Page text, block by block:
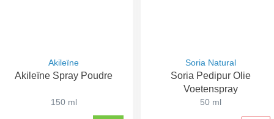
Akileïne
Akileïne Spray Poudre
150 ml
Soria Natural
Soria Pedipur Olie
Voetenspray
50 ml